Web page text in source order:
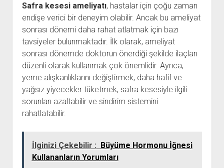
Safra kesesi ameliyatı, hastalar için çoğu zaman
endişe verici bir deneyim olabilir. Ancak bu ameliyat
sonrası dönemi daha rahat atlatmak için bazı
tavsiyeler bulunmaktadır. İlk olarak, ameliyat
sonrası dönemde doktorun önerdiği şekilde ilaçları
düzenli olarak kullanmak çok önemlidir. Ayrıca,
yeme alışkanlıklarını değiştirmek, daha hafif ve
yağsız yiyecekler tüketmek, safra kesesiyle ilgili
sorunları azaltabilir ve sindirim sistemini
rahatlatabilir.
İlginizi Çekebilir : Büyüme Hormonu İğnesi
Kullananların Yorumları